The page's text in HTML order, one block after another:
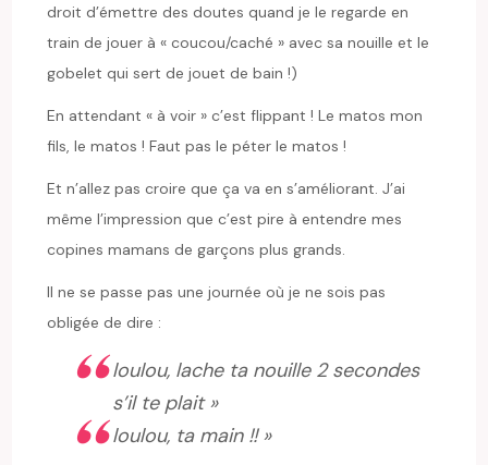
droit d’émettre des doutes quand je le regarde en
train de jouer à « coucou/caché » avec sa nouille et le
gobelet qui sert de jouet de bain !)
En attendant « à voir » c’est flippant ! Le matos mon
fils, le matos ! Faut pas le péter le matos !
Et n’allez pas croire que ça va en s’améliorant. J’ai
même l’impression que c’est pire à entendre mes
copines mamans de garçons plus grands.
Il ne se passe pas une journée où je ne sois pas
obligée de dire :
loulou, lache ta nouille 2 secondes
s’il te plait »
loulou, ta main !! »